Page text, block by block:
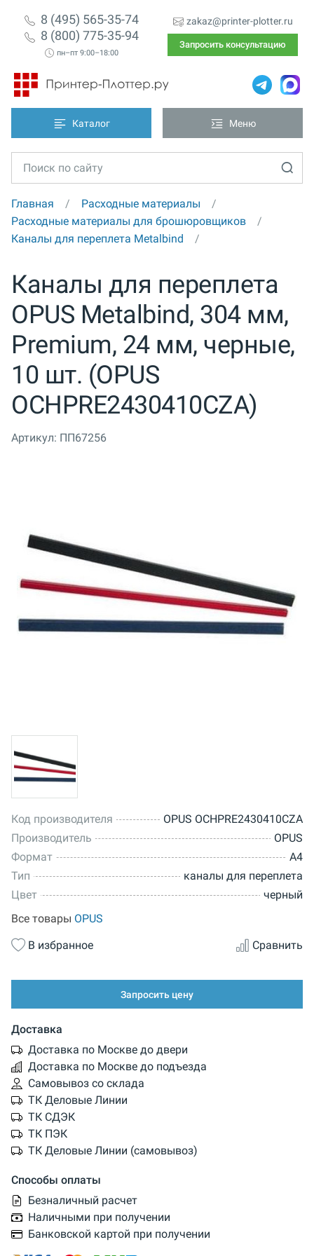
8 (495) 565-35-74
8 (800) 775-35-94
пн–пт 9:00–18:00
zakaz@printer-plotter.ru
Запросить консультацию
Каталог Меню
Главная
Расходные материалы
Расходные материалы для брошюровщиков
Каналы для переплета Metalbind
Каналы для переплета
OPUS Metalbind, 304 мм,
Premium, 24 мм, черные,
10 шт. (OPUS
OCHPRE2430410CZA)
Артикул: ПП67256
Код производителя
OPUS OCHPRE2430410CZA
Производитель
OPUS
Формат
A4
Тип
каналы для переплета
Цвет
черный
Все товары OPUS
В избранное
Сравнить
Запросить цену
Доставка
Доставка по Москве до двери
Доставка по Москве до подъезда
Самовывоз со склада
ТК Деловые Линии
ТК СДЭК
ТК ПЭК
ТК Деловые Линии (самовывоз)
Способы оплаты
Безналичный расчет
Наличными при получении
Банковской картой при получении